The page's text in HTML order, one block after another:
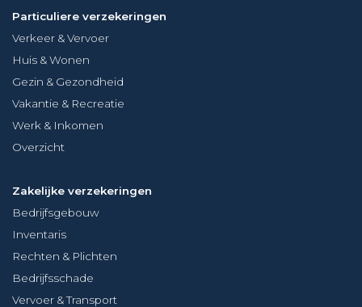
Particuliere verzekeringen
Verkeer & Vervoer
Huis & Wonen
Gezin & Gezondheid
Vakantie & Recreatie
Werk & Inkomen
Overzicht
Zakelijke verzekeringen
Bedrijfsgebouw
Inventaris
Rechten & Plichten
Bedrijfsschade
Vervoer & Transport